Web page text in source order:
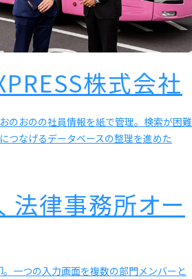
株式会社
のおのの社員情報を紙で管理。検索が困難
つなげるデータベースの整理を進めた
法律事務所オー
。一つの入力画面を複数の部門メンバーと